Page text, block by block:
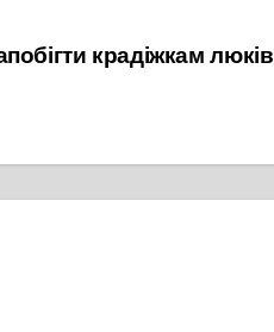
крадіжкам люків